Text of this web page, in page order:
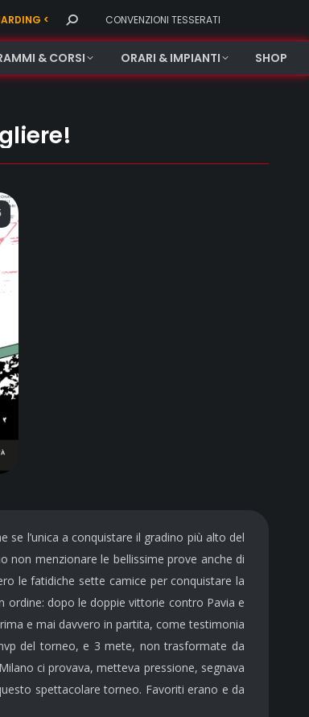
< Search: CONVENZIONI TESSERATI
& CORSI ORARI & IMPIANTI SHOP
se l’unica a conquistare il gradino più alto del
non menzionare le bellissime prove anche di
le fatidiche sette camice per conquistare la
ordine: dopo le doppie vittorie contro Pavia e
e mai davvero in partita, come testimonia
del torneo, e 3 mete, non trasformate da
ci provava, metteva pressione, segnava
spettacolare torneo. Favoriti erano e da